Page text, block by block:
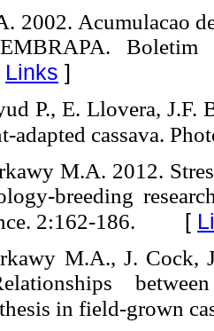
2002. Acumulacao
Boletim
Links ]
P., E. Llovera, J.F.
adapted cassava.
M.A. 2012.
breeding
2:162-186. [
M.A., J. Cock,
in field-grown